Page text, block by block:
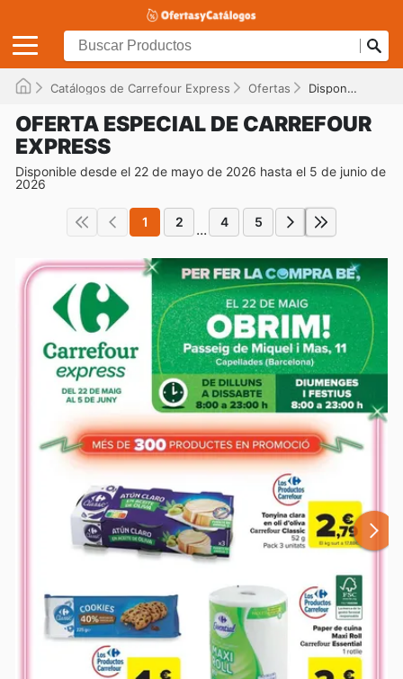
Catálogos de Carrefour Express Ofertas Disponible hasta el 05/06/2026
OFERTA ESPECIAL DE CARREFOUR
EXPRESS
Disponible desde el 22 de mayo de 2026 hasta el 5 de junio de
2026
1 2 ... 4 5